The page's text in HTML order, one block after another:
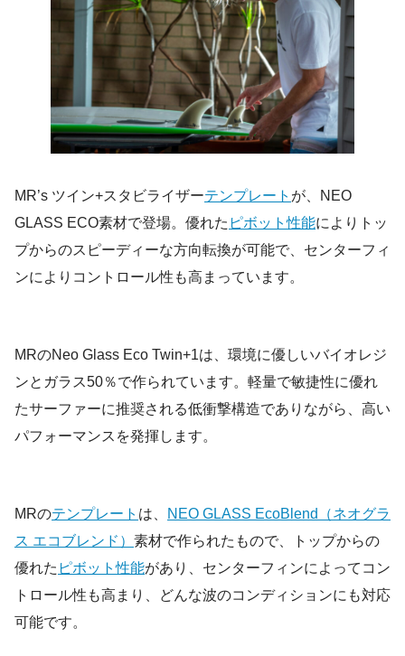
MR’s ツイン+スタビライザーテンプレート が、NEO
GLASS ECO素材で登場。優れた ピボット性能によりトッ
プからのスピーディーな方向転換が可能で、センターフィ
ンによりコントロール性も高まっています。
MRのNeo Glass Eco Twin+1は、環境に優しいバイオレジ
ンとガラス50％で作られています。軽量で敏捷性に優れ
たサーファーに推奨される低衝撃構造でありながら、高い
パフォーマンスを発揮します。
MRのテンプレート は、
NEO GLASS EcoBlend（ネオグラ
ス エコブレンド） 素材で作られたもので、トップからの
優れた ピボット性能があり、センターフィンによってコン
トロール性も高まり、どんな波のコンディションにも対応
可能です。